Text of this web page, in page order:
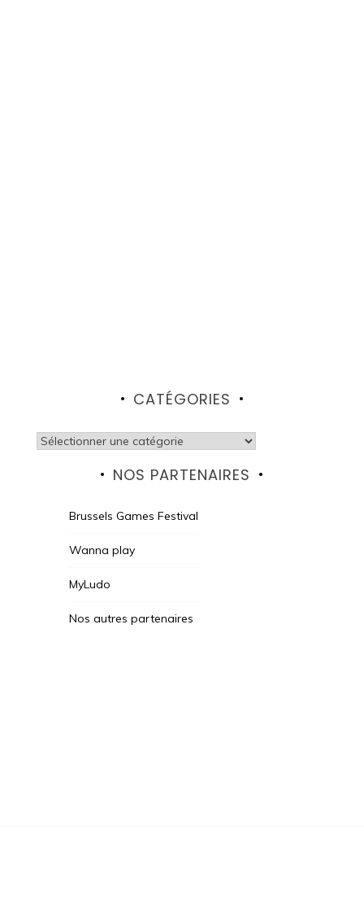
CATÉGORIES
Catégories
NOS PARTENAIRES
Brussels Games Festival
Wanna play
MyLudo
Nos autres partenaires